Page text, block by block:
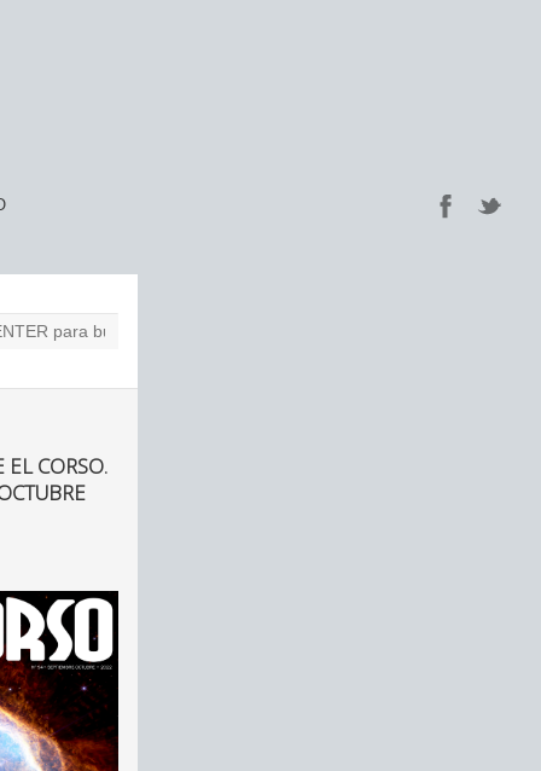
CORSO.